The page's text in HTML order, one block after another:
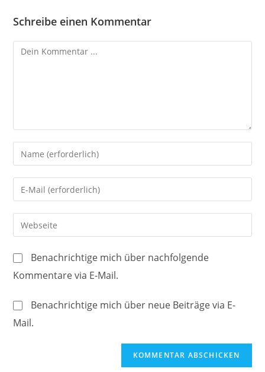
Schreibe einen Kommentar
Kommentieren
Gib
deinen
Namen
oder
Benutzernamen
zum
ein
Gib
deine
E-
Mail-
zum
Kommentieren
Gib
deine
Website-
URL
ein
Benachrichtige mich über nachfolgende
Kommentare via E-Mail.
Benachrichtige mich über neue Beiträge via E-
Mail.